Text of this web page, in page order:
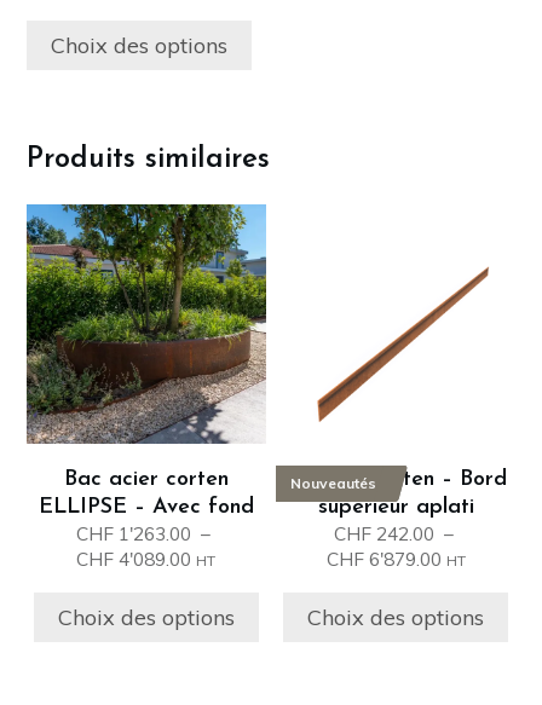
Choix des options
du
Produits similaires
Bac acier corten
ELLIPSE – Avec fond
CHF 1'263.00 –
CHF 4'089.00 Plage
prix :
HT
Choix des options
Ce
produit
a
plusieurs
variations.
Les
options
peuvent
choisies
sur
la
du
Nouveautés
Bordure corten – Bord
supérieur aplati
CHF242.00 –
CHF6'879.00Plage
prix :
HT
Choix des options
plusieurs
variations.
être
choisies
sur
la
du